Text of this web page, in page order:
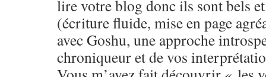
lire votre blog donc ils sont bels
(écriture fluide, mise en page
avec Goshu, une approche
chroniqueur et de vos